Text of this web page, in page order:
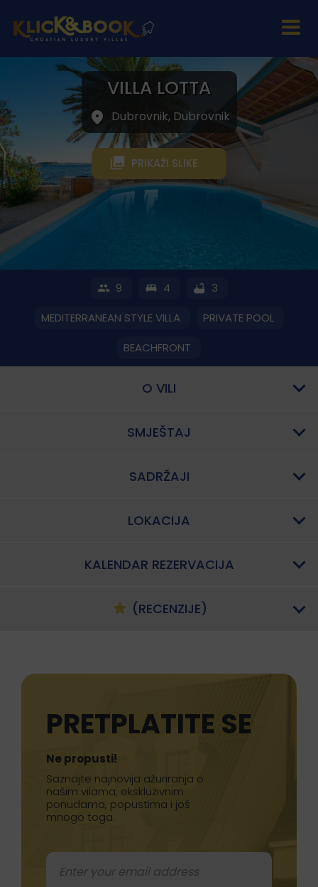
VILLA LOTTA
Dubrovnik, Dubrovnik
PRIKAŽI SLIKE
9 4
3
MEDITERRANEAN STYLE VILLA
PRIVATE POOL
BEACHFRONT
O VILI
SMJEŠTAJ
SADRŽAJI
LOKACIJA
KALENDAR REZERVACIJA
(RECENZIJE)
PRETPLATITE SE
Ne propusti!
Saznajte najnovija ažuriranja o
našim vilama, ekskluzivnim
ponudama, popustima i još
mnogo toga.